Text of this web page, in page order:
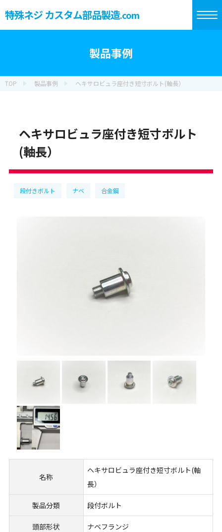
特殊ネジ カスタム部品製造.com
製品事例
TOP 製品事例 ヘキサロビュラ座付き短寸ボルト(軸長）
ヘキサロビュラ座付き短寸ボルト
(軸長）
段付きボルト ナベ 合金鋼
名称
ヘキサロビュラ座付き短寸ボルト(軸
長）
製品分類 段付ボルト
頭部形状 ナベフランジ